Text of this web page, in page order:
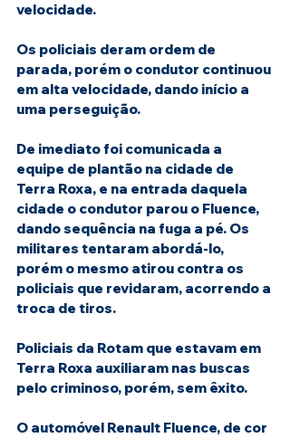
velocidade.
Os policiais deram ordem de
parada, porém o condutor continuou
em alta velocidade, dando início a
uma perseguição.
De imediato foi comunicada a
equipe de plantão na cidade de
Terra Roxa, e na entrada daquela
cidade o condutor parou o Fluence,
dando sequência na fuga a pé. Os
militares tentaram abordá-lo,
porém o mesmo atirou contra os
policiais que revidaram, acorrendo a
troca de tiros.
Policiais da Rotam que estavam em
Terra Roxa auxiliaram nas buscas
pelo criminoso, porém, sem êxito.
O automóvel Renault Fluence, de cor